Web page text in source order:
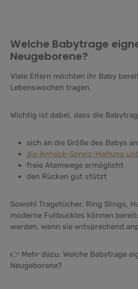
Welche Babytrage
Neugeborene?
Viele Eltern möchten ihr Baby
Lebenswochen tragen.
Wichtig ist dabei, dass die
sich an die Größe des Babys
die Anhock-Spreiz-Haltung
freie Atemwege ermöglicht
den Rücken gut stützt
Sowohl Tragetücher, Ring Slings,
moderne Fullbuckles können
werden, wenn sie entsprechend
👉 Mehr dazu: Welche Babytrage
Neugeborene?